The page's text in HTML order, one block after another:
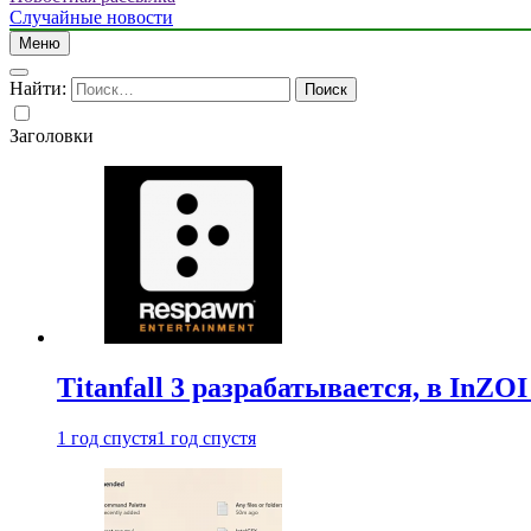
Случайные новости
Меню
Найти:
Заголовки
Titanfall 3 разрабатывается, в
1 год спустя1 год спустя